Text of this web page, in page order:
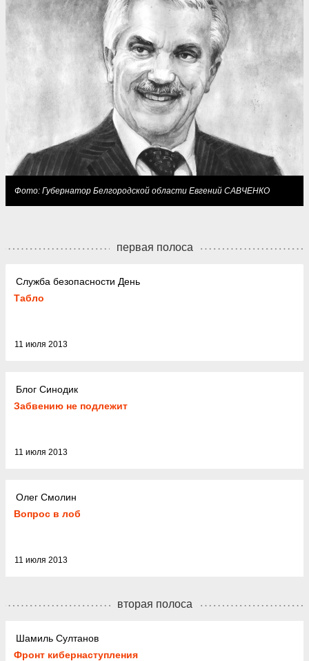
Фото: Губернатор Белгородской области Евгений САВЧЕНКО
первая полоса
Служба безопасности День
Табло
11 июля 2013
Блог Синодик
Забвению не подлежит
11 июля 2013
Олег Смолин
Вопрос в лоб
11 июля 2013
вторая полоса
Шамиль Султанов
Фронт кибернаступления